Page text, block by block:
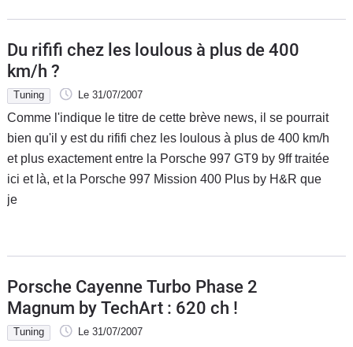
Du rififi chez les loulous à plus de 400
km/h ?
Tuning Le 31/07/2007
Comme l'indique le titre de cette brève news, il se pourrait
bien qu'il y est du rififi chez les loulous à plus de 400 km/h
et plus exactement entre la Porsche 997 GT9 by 9ff traitée
ici et là, et la Porsche 997 Mission 400 Plus by H&R que
je
Porsche Cayenne Turbo Phase 2
Magnum by TechArt : 620 ch !
Tuning Le 31/07/2007